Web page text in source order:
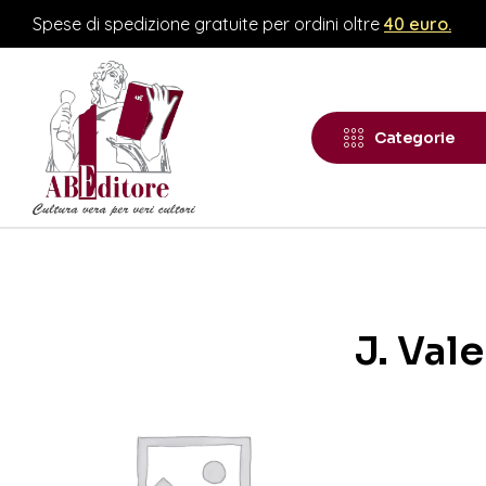
Spese di spedizione gratuite per ordini oltre 40 euro.
Categorie
J.